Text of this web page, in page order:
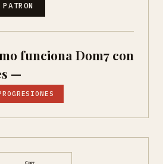
funciona Dom7 con
—